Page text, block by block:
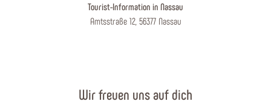
Tourist-Information in Nassau
Amtsstraße 12, 56377 Nassau
Wir freuen uns auf dich